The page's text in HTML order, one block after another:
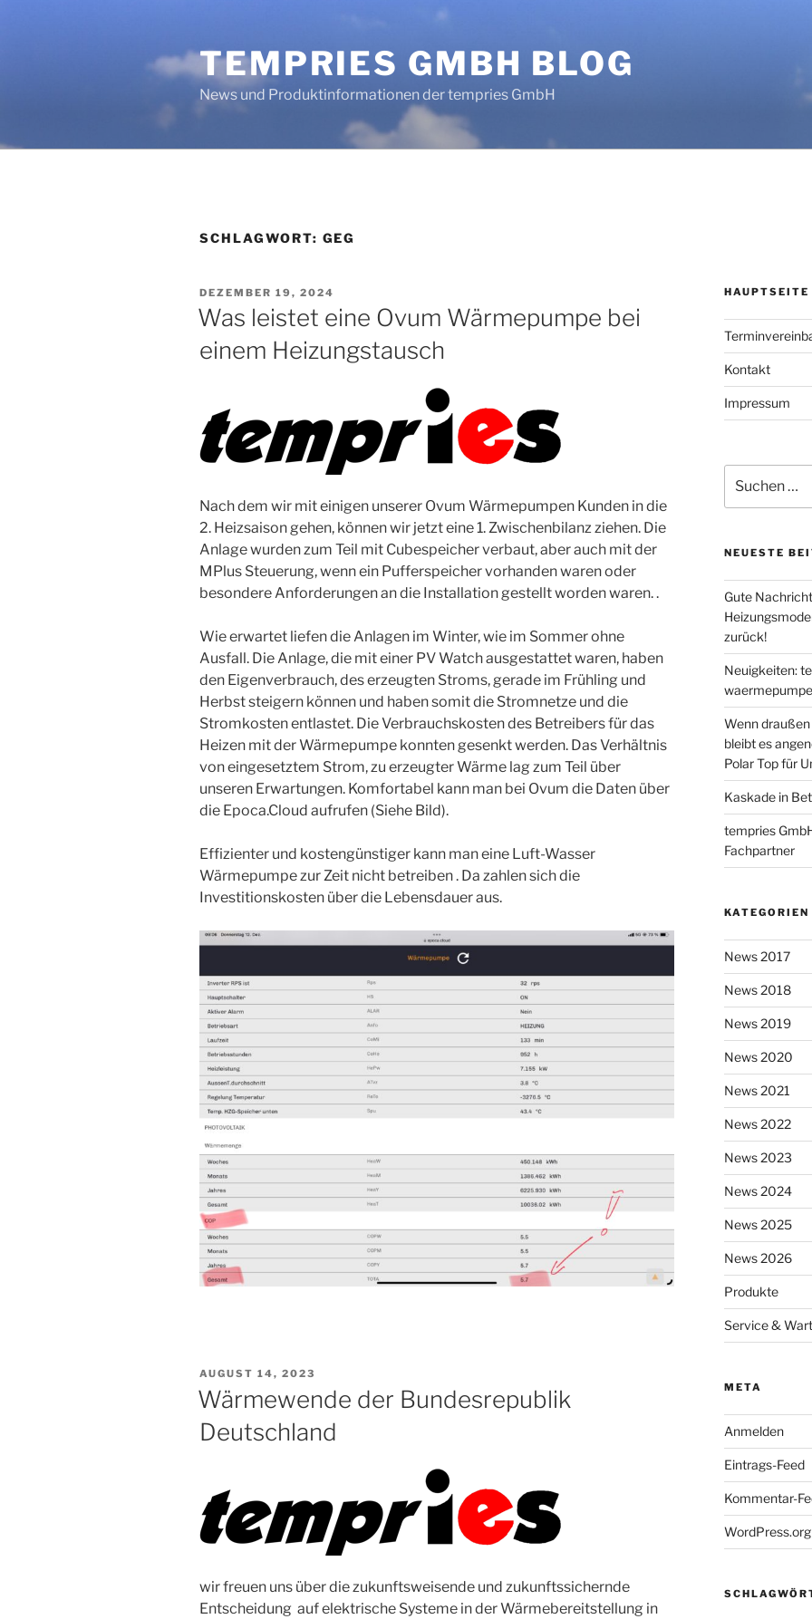
TEMPRIES GMBH BLOG
News und Produktinformationen der tempries GmbH
SCHLAGWORT: GEG
VERÖFFENTLICHT
AM
DEZEMBER 19, 2024
Was leistet eine Ovum Wärmepumpe bei
einem Heizungstausch
Nach dem wir mit einigen unserer Ovum Wärmepumpen Kunden in die
2. Heizsaison gehen, können wir jetzt eine 1. Zwischenbilanz ziehen. Die
Anlage wurden zum Teil mit Cubespeicher verbaut, aber auch mit der
MPlus Steuerung, wenn ein Pufferspeicher vorhanden waren oder
besondere Anforderungen an die Installation gestellt worden waren. .
Wie erwartet liefen die Anlagen im Winter, wie im Sommer ohne
Ausfall. Die Anlage, die mit einer PV Watch ausgestattet waren, haben
den Eigenverbrauch, des erzeugten Stroms, gerade im Frühling und
Herbst steigern können und haben somit die Stromnetze und die
Stromkosten entlastet. Die Verbrauchskosten des Betreibers für das
Heizen mit der Wärmepumpe konnten gesenkt werden. Das Verhältnis
von eingesetztem Strom, zu erzeugter Wärme lag zum Teil über
unseren Erwartungen. Komfortabel kann man bei Ovum die Daten über
die Epoca.Cloud aufrufen (Siehe Bild).
Effizienter und kostengünstiger kann man eine Luft-Wasser
Wärmepumpe zur Zeit nicht betreiben . Da zahlen sich die
Investitionskosten über die Lebensdauer aus.
VERÖFFENTLICHT
AM
AUGUST 14, 2023
Wärmewende der Bundesrepublik
Deutschland
wir freuen uns über die zukunftsweisende und zukunftssichernde
Entscheidung auf elektrische Systeme in der Wärmebereitstellung in
HAUPTSEITE
Kontakt
Impressum
nach:
NEUESTE
Gute
zurück!
Neuigkeiten:
Wenn
bleibt es
Polar Top für
Kaskade in
tempries
Fachpartner
KATEGORIEN
News 2017
News 2018
News 2019
News 2020
News 2021
News 2022
News 2023
News 2024
News 2025
News 2026
Produkte
Service &
META
Anmelden
Eintrags-Feed
Kommentar-
WordPress.org